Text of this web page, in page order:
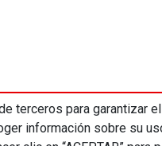
terceros para garantizar
información sobre su